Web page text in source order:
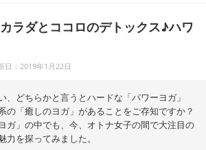
ラダとココロのデトックス♪ハワ
日：2019年1月22日
、どちらかと言うとハードな「パワーヨガ」
の「癒しのヨガ」があることをご存知ですか？
ガ」の中でも、今、オトナ女子の間で大注目の
力を探ってみました。